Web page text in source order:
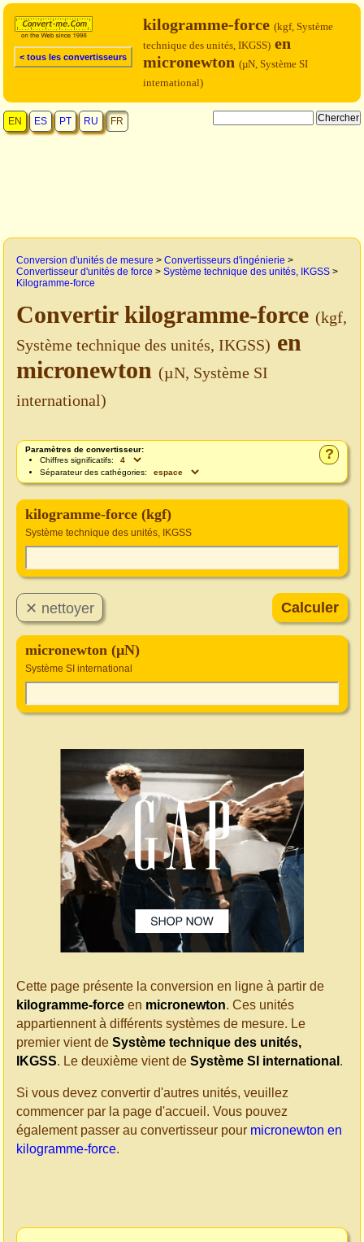
< tous les convertisseurs
kilogramme-force (kgf, Système
technique des unités, IKGSS) en
micronewton (µN, Système SI
international)
EN ES PT RU FR
Conversion d'unités de mesure > Convertisseurs d'ingénierie >
Convertisseur d'unités de force > Système technique des unités, IKGSS >
Kilogramme-force
Convertir kilogramme-force (kgf,
Système technique des unités, IKGSS) en
micronewton (µN, Système SI
international)
?
Paramètres de convertisseur:
Chiffres significatifs:
Séparateur des cathégories:
kilogramme-force (kgf)
Système technique des unités, IKGSS
micronewton (µN)
Système SI international
Cette page présente la conversion en ligne à partir de
kilogramme-force en micronewton. Ces unités
appartiennent à différents systèmes de mesure. Le
premier vient de Système technique des unités,
IKGSS. Le deuxième vient de Système SI international .
Si vous devez convertir d'autres unités, veuillez
commencer par la page d'accueil. Vous pouvez
également passer au convertisseur pour micronewton en
kilogramme-force.